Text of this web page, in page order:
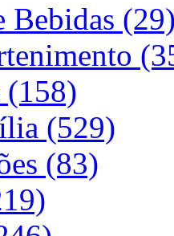
Bebidas
(529)
(83)